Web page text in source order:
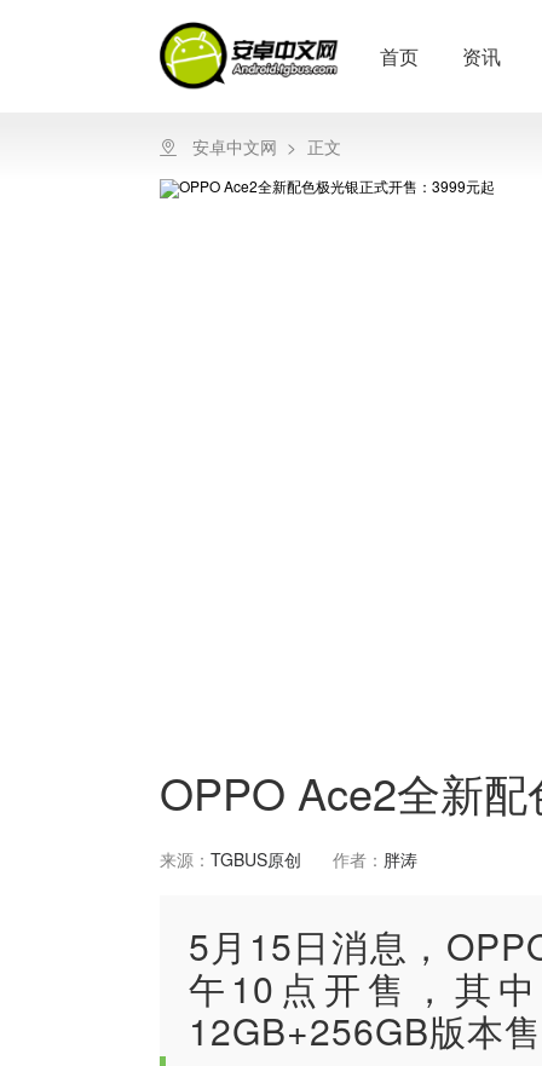
首页 资讯
安卓中文网 > 正文
OPPO Ace2全新
来源： TGBUS原创 作者： 胖涛
5月15日消息，
午10点开售，其
12GB+256GB版本